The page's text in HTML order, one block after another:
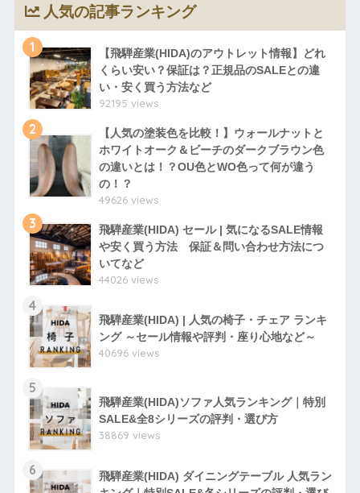
人気の記事ランキング
1
【飛騨産業(HIDA)のアウトレット情報】どれ
くらい安い？保証は？正規品のSALEとの違
い・安く買う方法など
92195 views
2
【人気の塗装色を比較！】ウォールナットと
ホワイトオーク＆ビーチのダークブラウン色
の違いとは！？OU色とWO色って何が違う
の！？
49626 views
3
飛騨産業(HIDA) セール | 気になるSALE情報
や安く買う方法 保証＆問い合わせ方法につ
いてなど
44026 views
4
飛騨産業(HIDA) | 人気の椅子・チェア ランキ
ング ～セール情報や評判・座り心地など～
40696 views
5
飛騨産業(HIDA)ソファ人気ランキング｜特別
SALE&全8シリーズの評判・選び方
38869 views
6
飛騨産業(HIDA) ダイニングテーブル 人気ラン